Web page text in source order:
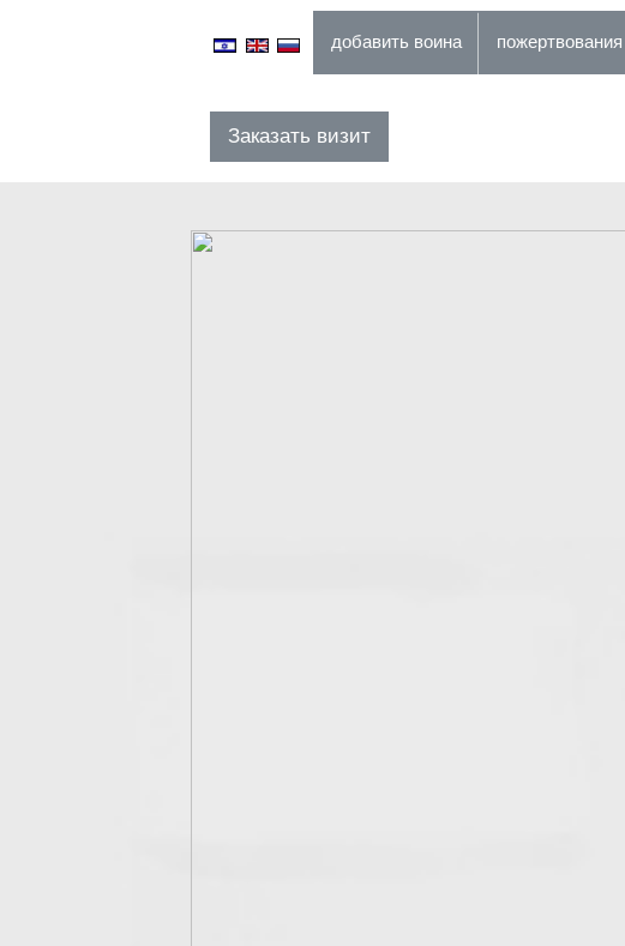
добавить воина
Заказать визит